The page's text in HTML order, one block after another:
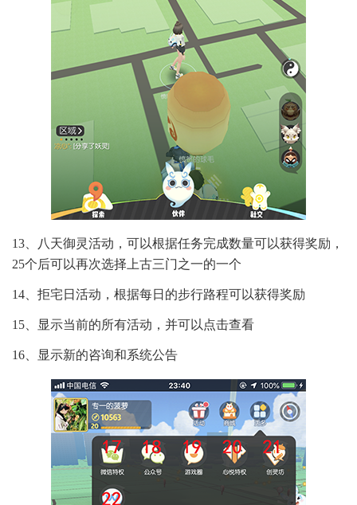
13、八天御灵活动，可以根据任务完成数量可以获得奖励，
25个后可以再次选择上古三门之一的一个
14、拒宅日活动，根据每日的步行路程可以获得奖励
15、显示当前的所有活动，并可以点击查看
16、显示新的咨询和系统公告